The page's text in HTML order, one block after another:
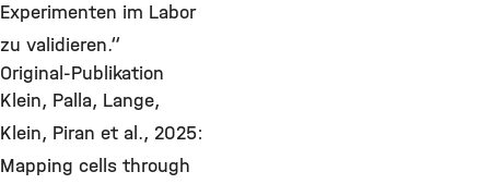
Experimenten im Labor
zu validieren.“
Original-Publikation
Klein, Palla, Lange,
Klein, Piran et al., 2025:
Mapping cells through